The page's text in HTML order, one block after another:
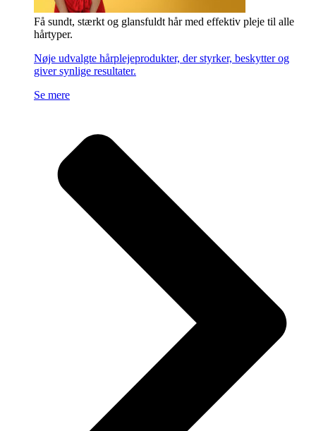
Få sundt, stærkt og glansfuldt hår med effektiv pleje til alle
hårtyper.
Nøje udvalgte hårplejeprodukter, der styrker, beskytter og
giver synlige resultater.
Se mere